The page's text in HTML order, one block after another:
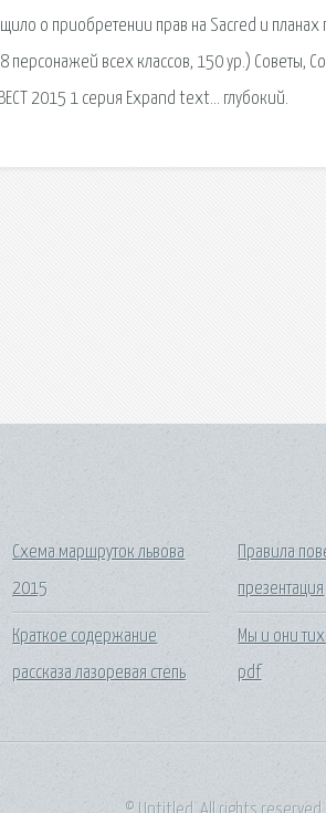
о приобретении прав на Sacred и планах
всех классов, 150 ур.) Советы,
2015 1 серия Expand text… глубокий.
Схема маршруток львова
2015
Краткое содержание
рассказа лазоревая степь
Правила
презентация
Мы и они
pdf